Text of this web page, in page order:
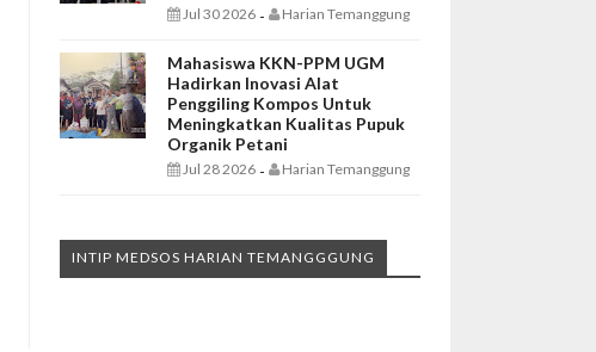
Jul 30 2026 - Harian Temanggung
Mahasiswa KKN-PPM UGM
Hadirkan Inovasi Alat
Penggiling Kompos Untuk
Meningkatkan Kualitas Pupuk
Organik Petani
Jul 28 2026 - Harian Temanggung
INTIP MEDSOS HARIAN TEMANGGGUNG